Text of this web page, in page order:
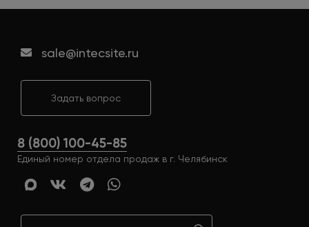
sale@intecsite.ru
Задать вопрос
8 (800) 100-45-85
Единый номер отдела продаж в г. Челябинск